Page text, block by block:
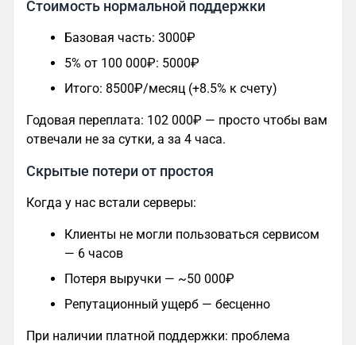
Стоимость нормальной поддержки
Базовая часть: 3000₽
5% от 100 000₽: 5000₽
Итого: 8500₽/месяц (+8.5% к счету)
Годовая переплата: 102 000₽ — просто чтобы вам
отвечали не за сутки, а за 4 часа.
Скрытые потери от простоя
Когда у нас встали серверы:
Клиенты не могли пользоваться сервисом
— 6 часов
Потеря выручки — ~50 000₽
Репутационный ущерб — бесценно
При наличии платной поддержки: проблема